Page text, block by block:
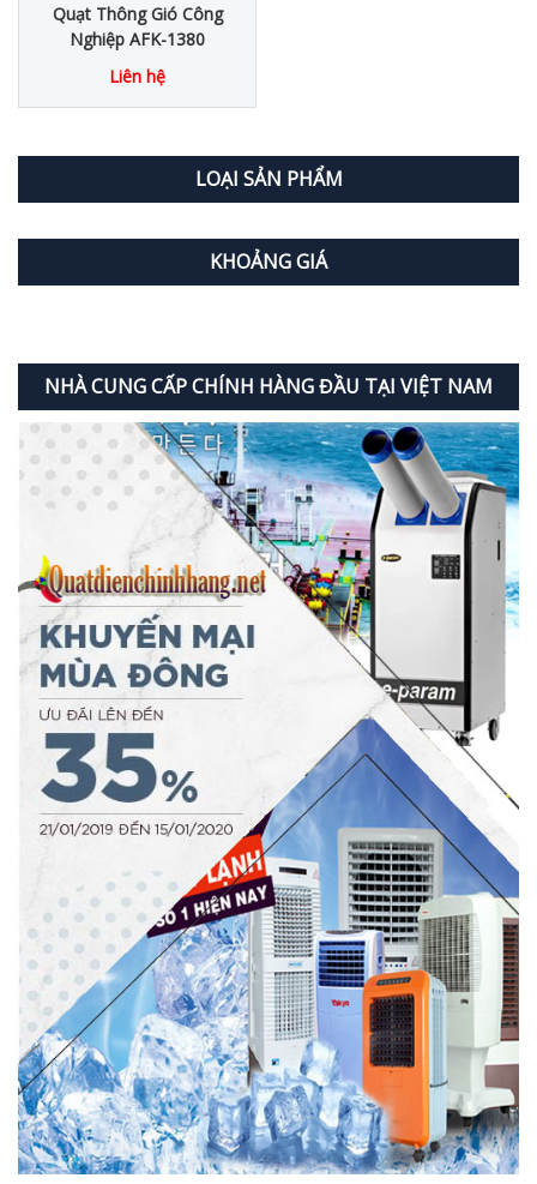
Quạt Thông Gió Công
Nghiệp AFK-1380
Liên hệ
LOẠI SẢN PHẨM
KHOẢNG GIÁ
NHÀ CUNG CẤP CHÍNH HÀNG ĐẦU TẠI VIỆT NAM